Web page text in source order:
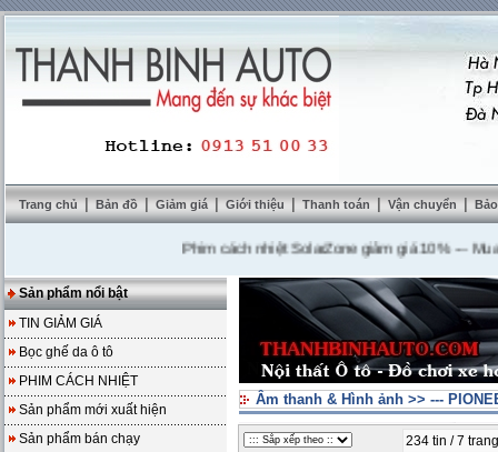
Trang chủ | Bản đồ | Giảm giá | Giới thiệu | Thanh toán | Vận chuyển |
Phim cách nhiệt SolarZone giảm giá 10%---Mua
Sản phẩm nổi bật
TIN GIẢM GIÁ
Bọc ghế da ô tô
PHIM CÁCH NHIỆT
Sản phẩm mới xuất hiện
Sản phẩm bán chạy
Âm thanh & Hình ảnh >> ---
234 tin / 7